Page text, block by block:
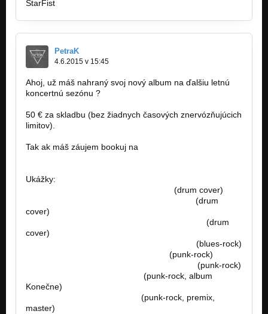
StarFist
PetraK
4.6.2015 v 15:45
Ahoj, už máš nahraný svoj nový album na ďalšiu letnú
koncertnú sezónu ?
50 € za skladbu (bez žiadnych časových znervózňujúcich
limitov).
Tak ak máš záujem bookuj na
Ukážky:
(drum cover)
(drum
cover)
(drum
cover)
(blues-rock)
(punk-rock)
(punk-rock)
(punk-rock, album
Konečne)
(punk-rock, premix,
master)